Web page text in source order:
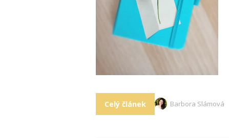
Celý článek Barbora Slámová